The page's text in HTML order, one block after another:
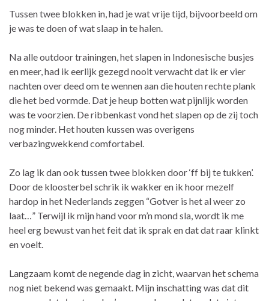
Tussen twee blokken in, had je wat vrije tijd, bijvoorbeeld om
je was te doen of wat slaap in te halen.
Na alle outdoor trainingen, het slapen in Indonesische busjes
en meer, had ik eerlijk gezegd nooit verwacht dat ik er vier
nachten over deed om te wennen aan die houten rechte plank
die het bed vormde. Dat je heup botten wat pijnlijk worden
was te voorzien. De ribbenkast vond het slapen op de zij toch
nog minder. Het houten kussen was overigens
verbazingwekkend comfortabel.
Zo lag ik dan ook tussen twee blokken door ‘ff bij te tukken’.
Door de kloosterbel schrik ik wakker en ik hoor mezelf
hardop in het Nederlands zeggen “Gotver is het al weer zo
laat…” Terwijl ik mijn hand voor m’n mond sla, wordt ik me
heel erg bewust van het feit dat ik sprak en dat dat raar klinkt
en voelt.
Langzaam komt de negende dag in zicht, waarvan het schema
nog niet bekend was gemaakt. Mijn inschatting was dat dit